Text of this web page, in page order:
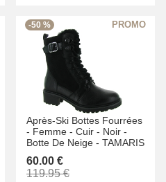
-50 %
Après-Ski Bottes Fourrées
- Femme - Cuir - Noir -
Botte De Neige - TAMARIS
60.00 €
119.95 €